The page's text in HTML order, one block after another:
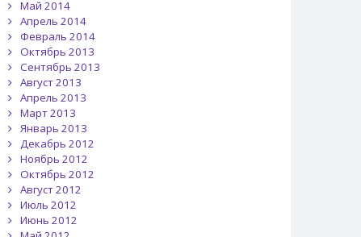
Май 2014
Апрель 2014
Февраль 2014
Октябрь 2013
Сентябрь 2013
Август 2013
Апрель 2013
Март 2013
Январь 2013
Декабрь 2012
Ноябрь 2012
Октябрь 2012
Август 2012
Июль 2012
Июнь 2012